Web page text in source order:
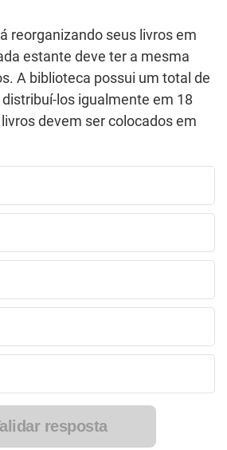
reorganizando seus livros em
estante deve ter a mesma
A biblioteca possui um total de
los igualmente em 18
devem ser colocados em
resposta